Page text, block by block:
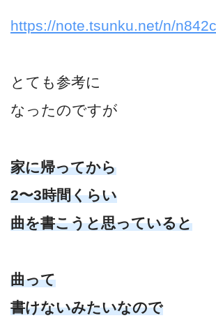
https://note.tsunku.net/n/
とても参考に
なったのですが
家に帰ってから
2〜3時間くらい
曲を書こうと思っていると
曲って
書けないみたいなので